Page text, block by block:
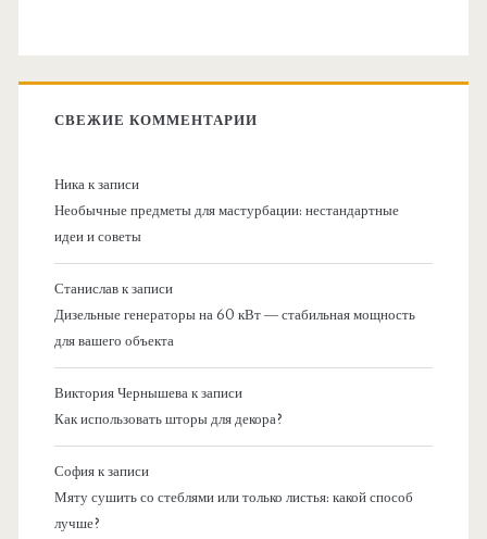
СВЕЖИЕ КОММЕНТАРИИ
Никак записи
Необычные предметы для мастурбации: нестандартные
идеи и советы
Станиславк записи
Дизельные генераторы на 60 кВт — стабильная мощность
для вашего объекта
Виктория Чернышевак записи
Как использовать шторы для декора?
Софияк записи
Мяту сушить со стеблями или только листья: какой способ
лучше?